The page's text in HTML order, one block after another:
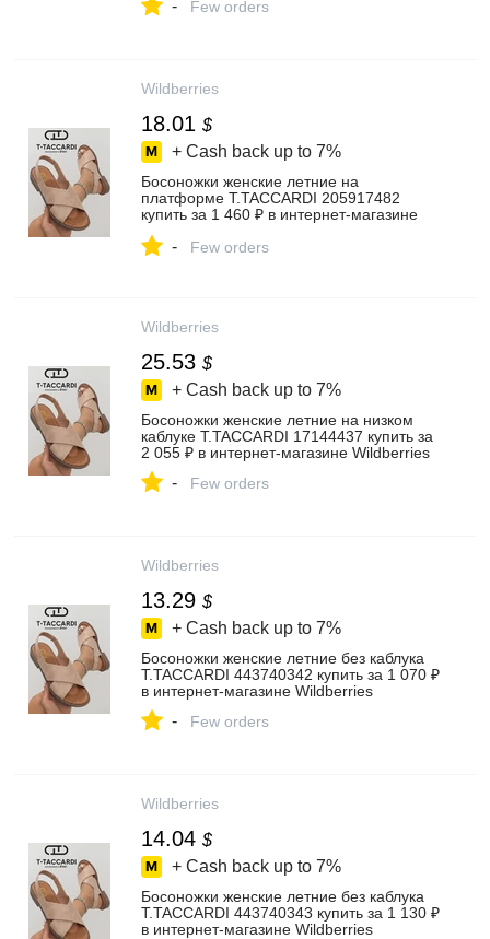
- Few orders
Wildberries
18.01 $
+ Cash back up to 7%
Босоножки женские летние на
платформе T.TACCARDI 205917482
купить за 1 460 ₽ в интернет‑магазине
- Few orders
Wildberries
25.53 $
+ Cash back up to 7%
Босоножки женские летние на низком
каблуке T.TACCARDI 17144437 купить за
2 055 ₽ в интернет‑магазине Wildberries
- Few orders
Wildberries
13.29 $
+ Cash back up to 7%
Босоножки женские летние без каблука
T.TACCARDI 443740342 купить за 1 070 ₽
в интернет‑магазине Wildberries
- Few orders
Wildberries
14.04 $
+ Cash back up to 7%
Босоножки женские летние без каблука
T.TACCARDI 443740343 купить за 1 130 ₽
в интернет‑магазине Wildberries